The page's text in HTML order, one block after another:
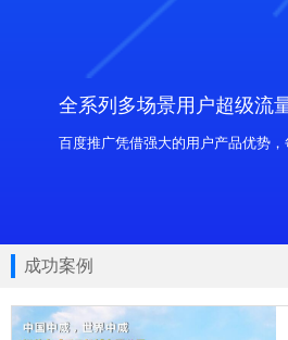
全系列多场景用户超级流
成功案例